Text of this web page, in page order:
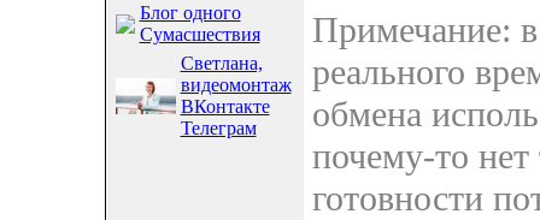
Блог одного
Сумасшествия
Светлана,
видеомонтаж
ВКонтакте
Телеграм
Примечание:
реального
обмена
почему-то нет
готовности